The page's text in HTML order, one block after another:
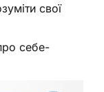
свої
себе-